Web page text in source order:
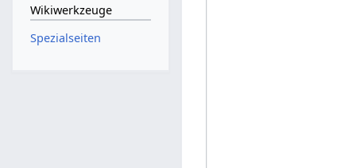
Wikiwerkzeuge
Spezialseiten